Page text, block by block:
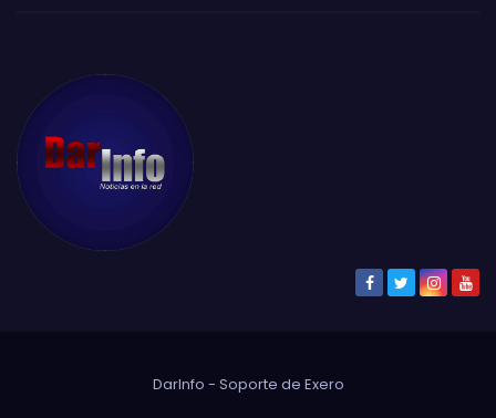
DarInfo - Soporte de Exero